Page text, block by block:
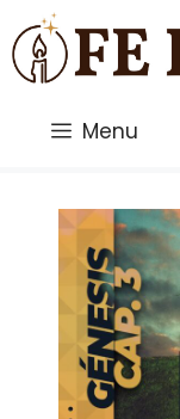
Saltar
al
contenido
Menu